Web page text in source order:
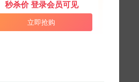
秒杀价 登录会员可见
立即抢购